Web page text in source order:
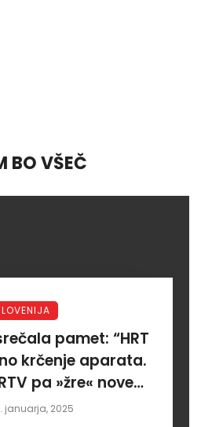
BO VŠEČ
pamet: “HRT
krčenje aparata.
pa »žre« nove
programe”
januarja, 2025